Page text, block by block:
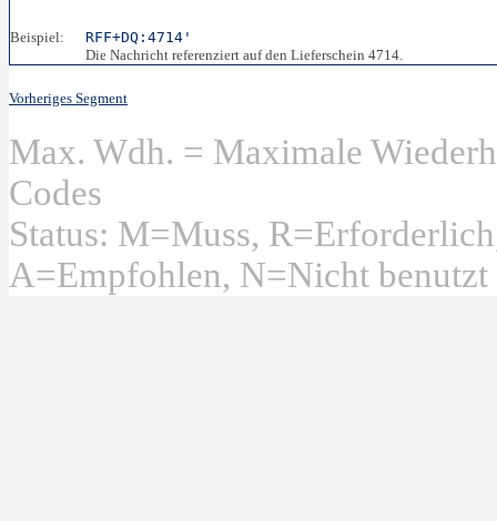
Beispiel:
RFF+DQ:4714'
Die Nachricht referenziert auf den Lieferschein 4714.
Vorheriges Segment
Max. Wdh. = Maximale
Codes
Status: M=Muss,
A=Empfohlen, N=Nicht benutzt